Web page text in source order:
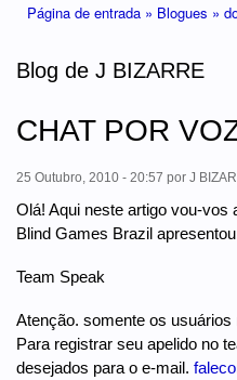
Página de entrada » Blogues »
Blog de J BIZARRE
CHAT POR
25 Outubro, 2010 - 20:57 por J
Olá! Aqui neste artigo vou-vos
Blind Games Brazil
Team Speak
Atenção. somente os
Para registrar seu apelido no
desejados para o e-mail.